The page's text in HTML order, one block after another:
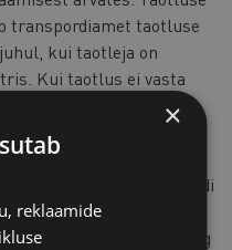
transpordiamet taotluse
kui taotleja on
Kui taotlus ei vasta
taotlejale tähtaja
taotluse
registreerib
ja tunnuskoodi
neid andmeid
p 1 paragrahv 32
lg
×
reklaamide